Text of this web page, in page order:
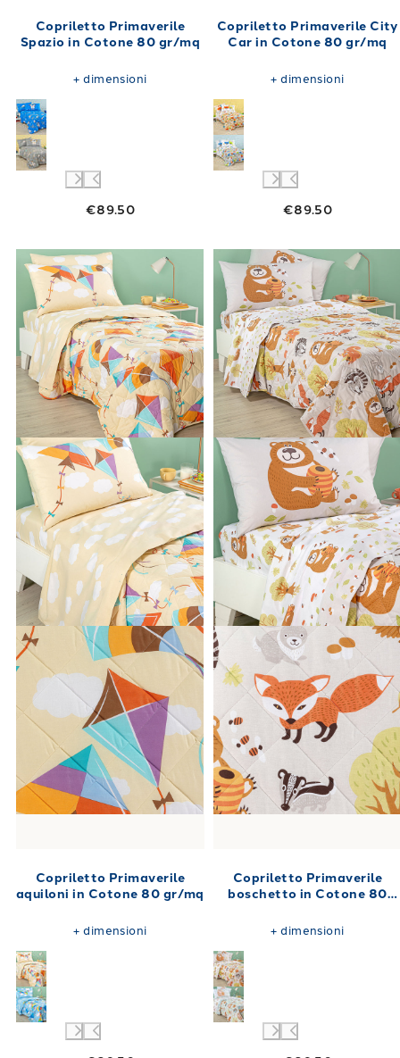
Copriletto Primaverile
Spazio in Cotone 80 gr/mq
€89.50
+dimensioni
Copriletto Primaverile City
Car in Cotone 80 gr/mq
€89.50
+dimensioni
Link to "Copriletto Primaverile aquiloni in
Copriletto Primaverile
aquiloni in Cotone 80 gr/mq
+dimensioni
Link to "
Copriletto Primaverile
boschetto in Cotone 80
+dimensioni